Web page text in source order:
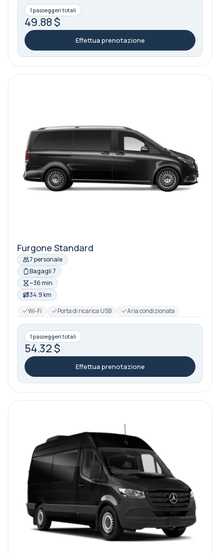
1 passeggeri totali
49.88 $
Effettua prenotazione
Furgone Standard
7 personale
Bagagli 7
~36 min
34.9 km
Wi-Fi
Porta di ricarica USB Aria condizionata
1 passeggeri totali
54.32 $
Effettua prenotazione